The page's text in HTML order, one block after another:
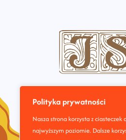
Polityka prywatności
Nasza strona korzysta z ciasteczek
najwyższym poziomie. Dalsze